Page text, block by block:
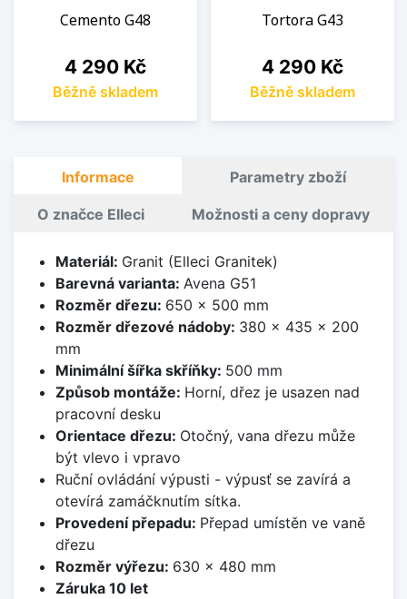
Cemento G48
Cena
4 290 Kč
Běžně skladem
Tortora G43
Cena
4 290 Kč
Běžně skladem
Informace Parametry zboží
O značce Elleci Možnosti a ceny dopravy
Materiál: Granit (Elleci Granitek)
Barevná varianta: Avena G51
Rozměr dřezu: 650 x 500 mm
Rozměr dřezové nádoby: 380 x 435 x 200
mm
Minimální šířka skříňky: 500 mm
Způsob montáže: Horní, dřez je usazen nad
pracovní desku
Orientace dřezu: Otočný, vana dřezu může
být vlevo i vpravo
Ruční ovládání výpusti - výpusť se zavírá a
otevírá zamáčknutím sítka.
Provedení přepadu: Přepad umístěn ve vaně
dřezu
Rozměr výřezu: 630 x 480 mm
Záruka 10 let